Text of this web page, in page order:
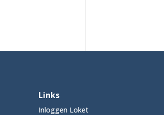
Links
Inloggen Loket